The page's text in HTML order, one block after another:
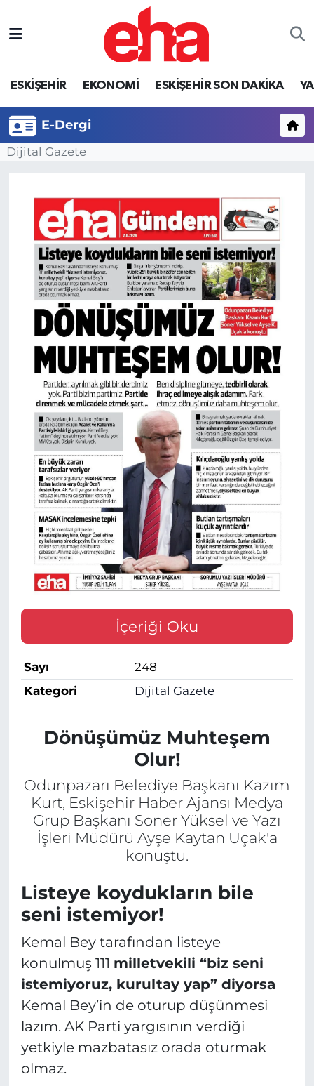
ESKİŞEHİR EKONOMİ ESKİŞEHİR SON DAKİKA
E-Dergi
Dijital Gazete
İçeriği Oku
Sayı
248
Kategori
Dijital Gazete
Dönüşümüz Muhteşem
Olur!
Odunpazarı Belediye Başkanı Kazım
Kurt, Eskişehir Haber Ajansı Medya
Grup Başkanı Soner Yüksel ve Yazı
İşleri Müdürü Ayşe Kaytan Uçak'a
konuştu.
Listeye koydukların bile
seni istemiyor!
Kemal Bey tarafından listeye
konulmuş 111 milletvekili “biz seni
istemiyoruz, kurultay yap” diyorsa
Kemal Bey’in de oturup düşünmesi
lazım. AK Parti yargısının verdiği
yetkiyle mazbatasız orada oturmak
olmaz.